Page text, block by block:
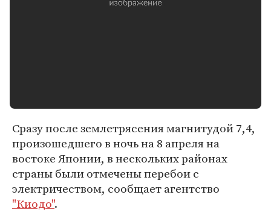
Сразу после землетрясения магнитудой 7,4,
произошедшего в ночь на 8 апреля на
востоке Японии, в нескольких районах
страны были отмечены перебои с
электричеством, сообщает агентство
"Киодо".